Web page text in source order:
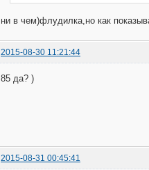
ни в чем)флудилка,но как
2015-08-30 11:21:44
85 да? )
2015-08-31 00:45:41